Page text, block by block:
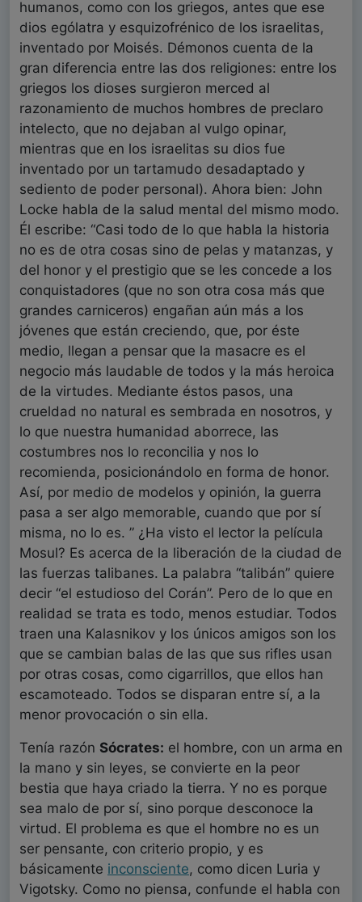
humanos, como con los griegos, antes que ese
dios ególatra y esquizofrénico de los israelitas,
inventado por Moisés. Démonos cuenta de la
gran diferencia entre las dos religiones: entre los
griegos los dioses surgieron merced al
razonamiento de muchos hombres de preclaro
intelecto, que no dejaban al vulgo opinar,
mientras que en los israelitas su dios fue
inventado por un tartamudo desadaptado y
sediento de poder personal). Ahora bien: John
Locke habla de la salud mental del mismo modo.
Él escribe: “Casi todo de lo que habla la historia
no es de otra cosas sino de pelas y matanzas, y
del honor y el prestigio que se les concede a los
conquistadores (que no son otra cosa más que
grandes carniceros) engañan aún más a los
jóvenes que están creciendo, que, por éste
medio, llegan a pensar que la masacre es el
negocio más laudable de todos y la más heroica
de la virtudes. Mediante éstos pasos, una
crueldad no natural es sembrada en nosotros, y
lo que nuestra humanidad aborrece, las
costumbres nos lo reconcilia y nos lo
recomienda, posicionándolo en forma de honor.
Así, por medio de modelos y opinión, la guerra
pasa a ser algo memorable, cuando que por sí
misma, no lo es. ” ¿Ha visto el lector la película
Mosul? Es acerca de la liberación de la ciudad de
las fuerzas talibanes. La palabra “talibán” quiere
decir “el estudioso del Corán”. Pero de lo que en
realidad se trata es todo, menos estudiar. Todos
traen una Kalasnikov y los únicos amigos son los
que se cambian balas de las que sus rifles usan
por otras cosas, como cigarrillos, que ellos han
escamoteado. Todos se disparan entre sí, a la
menor provocación o sin ella.
Tenía razón Sócrates: el hombre, con un arma en
la mano y sin leyes, se convierte en la peor
bestia que haya criado la tierra. Y no es porque
sea malo de por sí, sino porque desconoce la
virtud. El problema es que el hombre no es un
ser pensante, con criterio propio, y es
básicamente inconsciente, como dicen Luria y
Vigotsky. Como no piensa, confunde el habla con